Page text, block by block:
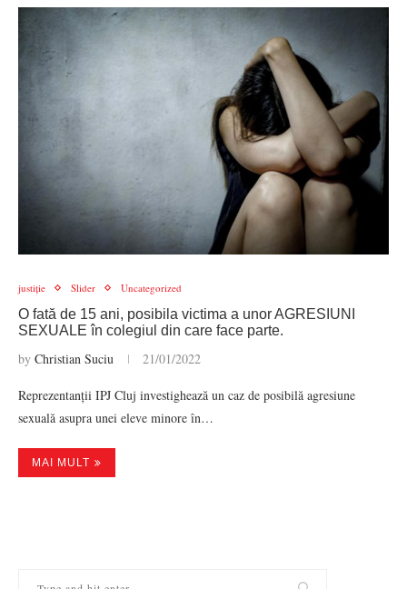
justiție Slider Uncategorized
O fată de 15 ani, posibila victima a unor AGRESIUNI
SEXUALE în colegiul din care face parte.
by Christian Suciu 21/01/2022
Reprezentanții IPJ Cluj investighează un caz de posibilă agresiune
sexuală asupra unei eleve minore în…
MAI MULT